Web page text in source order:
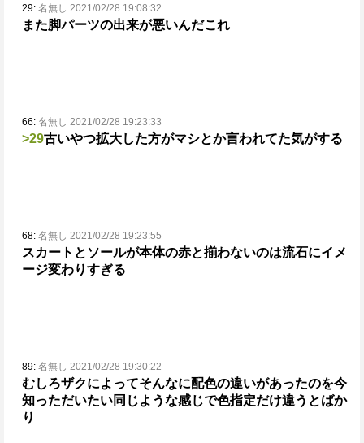
29: 名無し 2021/02/28 19:08:32
また脚パーツの出来が悪いんだこれ
66: 名無し 2021/02/28 19:23:33
>29古いやつ拡大した方がマシとか言われてた気がする
68: 名無し 2021/02/28 19:23:55
スカートとソールが本体の赤と揃わないのは流石にイメ
ージ変わりすぎる
89: 名無し 2021/02/28 19:30:22
むしろザクによってそんなに配色の違いがあったのを今
知っただいたい同じような感じで色指定だけ違うとばか
り